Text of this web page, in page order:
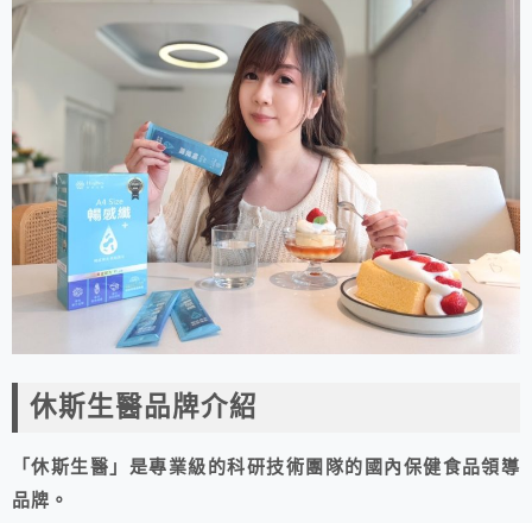
休斯生醫品牌介紹
「休斯生醫」是專業級的科研技術團隊的國內保健食品領導
品牌。